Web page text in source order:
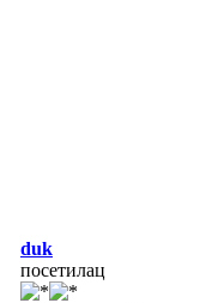
duk
посетилац